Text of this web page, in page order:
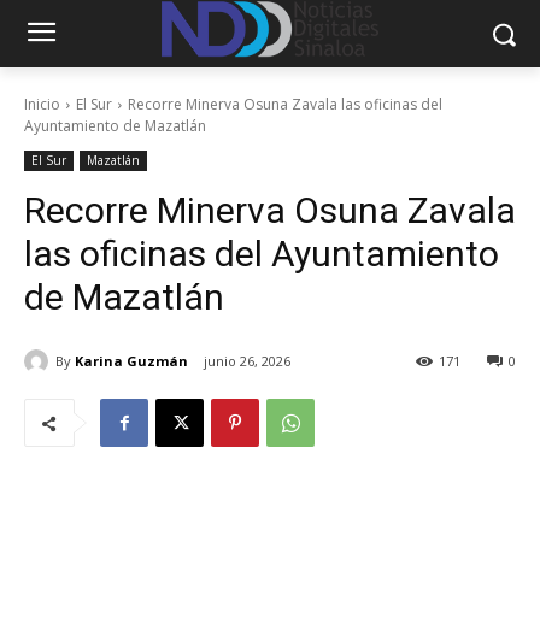
Inicio El Sur
Recorre Minerva Osuna Zavala las oficinas del
Ayuntamiento de Mazatlán
El Sur Mazatlán
Recorre Minerva Osuna Zavala
las oficinas del Ayuntamiento
de Mazatlán
By Karina Guzmán junio 26, 2026 0
171